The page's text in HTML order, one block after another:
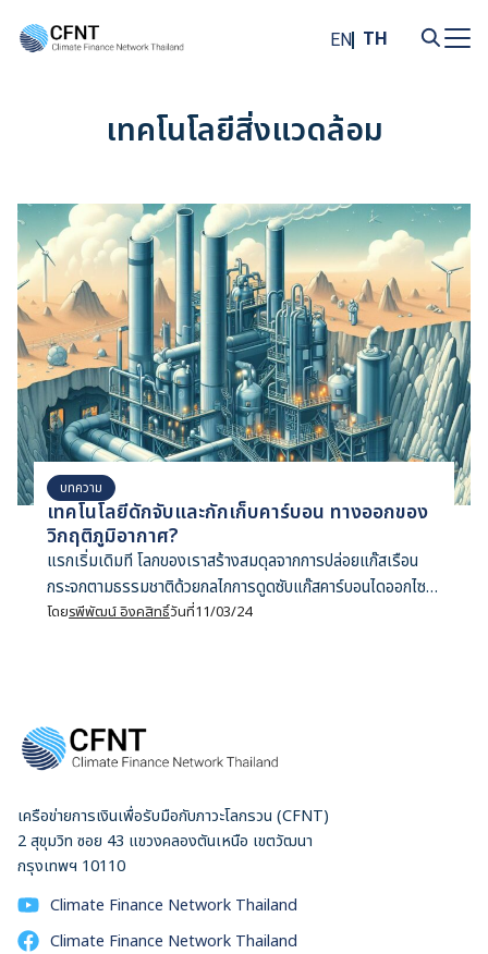
EN TH
เทคโนโลยีสิ่งแวดล้อม
บทความ
เทคโนโลยีดักจับและกักเก็บคาร์บอน ทางออกของ
วิกฤติภูมิอากาศ?
แรกเริ่มเดิมที โลกของเราสร้างสมดุลจากการปล่อยแก๊สเรือน
กระจกตามธรรมชาติด้วยกลไกการดูดซับแก๊สคาร์บอนไดออกไซด์
ด้วยเหล่าพืชพรรณผ่านกระบวนการสังเคราะห์แสง แต่นับจาก
โดยรพีพัฒน์ อิงคสิทธิ์วันที่11/03/24
เครือข่ายการเงินเพื่อรับมือกับภาวะโลกรวน (CFNT)
2 สุขุมวิท ซอย 43 แขวงคลองตันเหนือ เขตวัฒนา
กรุงเทพฯ 10110
Climate Finance Network Thailand
Climate Finance Network Thailand